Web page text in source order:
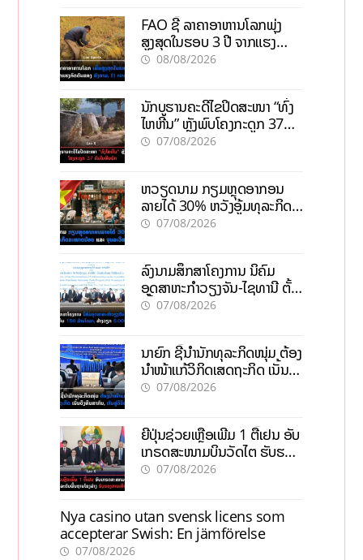
FAO ຊີ້ ລາຄາອາຫານໂລກພຸ່ງ
ສູງສຸດໃນຮອບ 3 ປີ ຈາກແຮງ
ກົດດັນຂອງສົງຄາມ, El nino
08/08/2026
ນັກບູຮານຄະດີໄຂປິດສະໜາ “ທົ່ງ
ໄຫຫີນ” ຫຼັງພົບໂຄງກະດູກ 37
ຄົນໃນຫີນຍັກ
07/08/2026
ຫວຽດນາມ ກຽມຫຼຸດອາກອນ
ລາຍໄດ້ 30% ຫວັງອູ້ມທຸລະກິດ
ຂະໜາດນ້ອຍ ແລະ ຈຸນລະ
07/08/2026
ລົງນາມສຶກສາໂຄງການ ນິຄົມ
ອຸດສາຫະກຳວຽງຈັນ-ໄຊທານີ ຕັ້ງ
ເປົ້າດຶງທຶນ 150 ລ້ານໂດລາ, ສ້າງ
07/08/2026
ນາຍົກ ຊີ້ນຳນັກທຸລະກິດໜຸ່ມ ຕ້ອງ
ນຳໜ້າແກ້ວິກິດເສດຖະກິດ ເນັ້ນດຶງ
ທຶນສາກົນ, ຫັນສູ່ດິຈິຕອນ
07/08/2026
ຍີ່ປຸ່ນຊ່ວຍເຫຼືອເພີ່ມ 1 ຕື້ເຢນ ອັບ
ເກຣດສະໜາມບິນວັດໄຕ ຮັບຮອງ
ການເຕີບໂຕ
07/08/2026
Nya casino utan svensk licens som
accepterar Swish: En jämförelse
07/08/2026